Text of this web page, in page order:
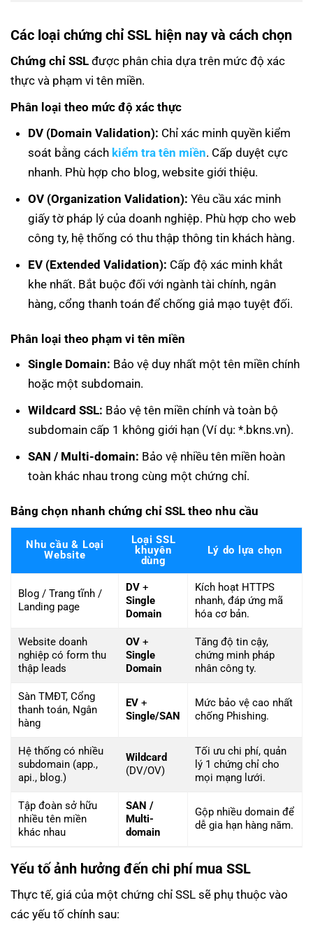
Các loại chứng chỉ SSL hiện nay và cách chọn
Chứng chỉ SSL được phân chia dựa trên mức độ xác
thực và phạm vi tên miền.
Phân loại theo mức độ xác thực
DV (Domain Validation): Chỉ xác minh quyền kiểm
soát bằng cách kiểm tra tên miền. Cấp duyệt cực
nhanh. Phù hợp cho blog, website giới thiệu.
OV (Organization Validation): Yêu cầu xác minh
giấy tờ pháp lý của doanh nghiệp. Phù hợp cho web
công ty, hệ thống có thu thập thông tin khách hàng.
EV (Extended Validation): Cấp độ xác minh khắt
khe nhất. Bắt buộc đối với ngành tài chính, ngân
hàng, cổng thanh toán để chống giả mạo tuyệt đối.
Phân loại theo phạm vi tên miền
Single Domain: Bảo vệ duy nhất một tên miền chính
hoặc một subdomain.
Wildcard SSL: Bảo vệ tên miền chính và toàn bộ
subdomain cấp 1 không giới hạn (Ví dụ: *.bkns.vn).
SAN / Multi-domain: Bảo vệ nhiều tên miền hoàn
toàn khác nhau trong cùng một chứng chỉ.
Bảng chọn nhanh chứng chỉ SSL theo nhu cầu
Nhu cầu & Loại
Website
Loại SSL
khuyên
dùng
Lý do lựa chọn
Blog / Trang tĩnh /
Landing page
DV +
Single
Domain
Kích hoạt HTTPS
nhanh, đáp ứng mã
hóa cơ bản.
Website doanh
nghiệp có form thu
thập leads
OV +
Single
Domain
Tăng độ tin cậy,
chứng minh pháp
nhân công ty.
Sàn TMĐT, Cổng
thanh toán, Ngân
hàng
EV +
Single/SAN
Mức bảo vệ cao nhất
chống Phishing.
Hệ thống có nhiều
subdomain (app.,
api., blog.)
Wildcard
(DV/OV)
Tối ưu chi phí, quản
lý 1 chứng chỉ cho
mọi mạng lưới.
Tập đoàn sở hữu
nhiều tên miền
khác nhau
SAN /
Multi-
domain
Gộp nhiều domain để
dễ gia hạn hàng năm.
Yếu tố ảnh hưởng đến chi phí mua SSL
Thực tế, giá của một chứng chỉ SSL sẽ phụ thuộc vào
các yếu tố chính sau: